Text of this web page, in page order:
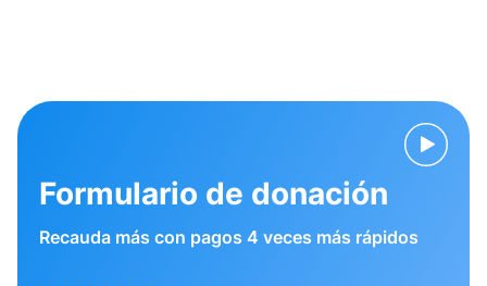
Formulario de donación
Recauda más con pagos 4 veces más rápidos